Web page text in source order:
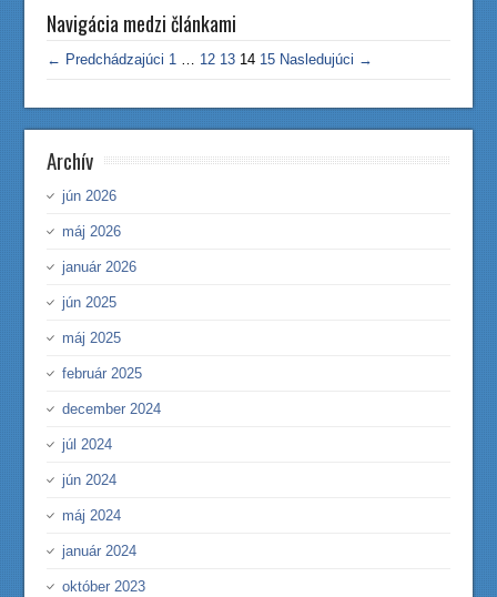
Navigácia medzi článkami
← Predchádzajúci 1 … 12 13 14 15 Nasledujúci →
Archív
jún 2026
máj 2026
január 2026
jún 2025
máj 2025
február 2025
december 2024
júl 2024
jún 2024
máj 2024
január 2024
október 2023